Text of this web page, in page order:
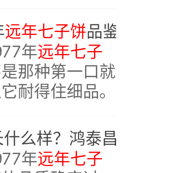
。
远年七子饼品鉴实录，就讲三点：干净、甜润、有体感
年远年七子
那种第一口就
耐得住细品。
茶到第十道，
滋味没有明显
年远年七子